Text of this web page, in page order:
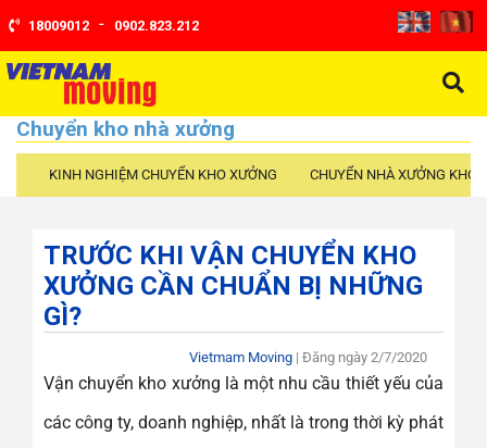
18009012 - 0902.823.212
Chuyển kho nhà xưởng
KINH NGHIỆM CHUYỂN KHO XƯỞNG CHUYỂN NHÀ XƯỞNG KHO
TRƯỚC KHI VẬN CHUYỂN KHO
XƯỞNG CẦN CHUẨN BỊ NHỮNG
GÌ?
Vietmam Moving| Đăng ngày 2/7/2020
Vận chuyển kho xưởng là một nhu cầu thiết yếu của
các công ty, doanh nghiệp, nhất là trong thời kỳ phát